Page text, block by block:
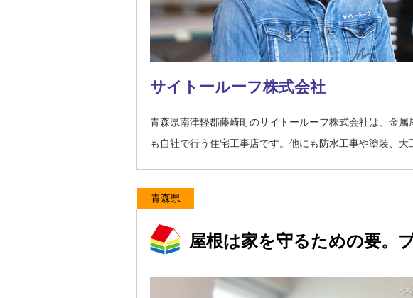
サイトールーフ株式会社
青森県南津軽郡藤崎町のサイトールーフ株式会社は、金
も自社で行う住宅工事店です。他にも防水工事や塗装、
青森県
屋根は家を守るための要。